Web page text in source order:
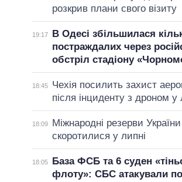
розкрив плани свого візиту
19:17
В Одесі збільшилася
постраждалих через
обстріл стадіону
18:45
Чехія посилить захист
після інциденту з дроном у
18:09
Міжнародні резерви України
скоротилися у липні
18:05
База ФСБ та 6 суден
флоту»: СБС атакували